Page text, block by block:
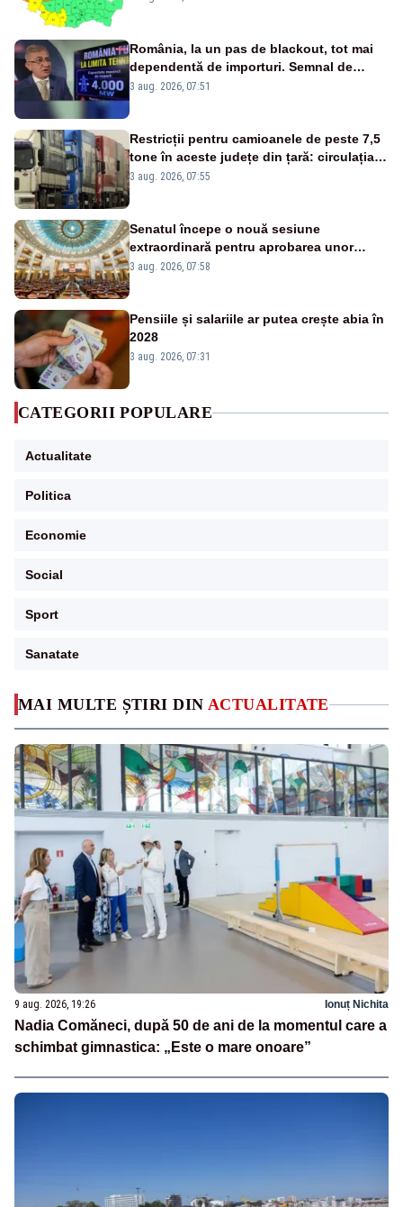
MAI MULTE ȘTIRI DIN ACTUALITATE
9 aug. 2026, 19:26 Ionuț Nichita
Nadia Comăneci, după 50 de ani de la momentul care a
schimbat gimnastica: „Este o mare onoare”
România, la un pas de blackout, tot mai
dependentă de importuri. Semnal de
alarmă tras de un expert în energie
3 aug. 2026, 07:51
Restricții pentru camioanele de peste 7,5
tone în aceste județe din țară: circulația
este interzisă luni, între orele 12:00 și
3 aug. 2026, 07:55
Senatul începe o nouă sesiune
extraordinară pentru aprobarea unor
jaloane din PNRR
3 aug. 2026, 07:58
Pensiile și salariile ar putea crește abia în
2028
3 aug. 2026, 07:31
CATEGORII POPULARE
Actualitate
Politica
Economie
Social
Sport
Sanatate